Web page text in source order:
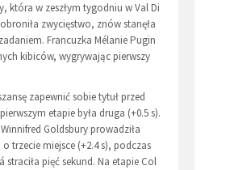
która w zeszłym tygodniu w Val Di
zwycięstwo, znów stanęła
Francuzka Mélanie Pugin
kibiców, wygrywając pierwszy
zapewnić sobie tytuł przed
etapie była druga (+0.5 s).
Goldsbury prowadziła
trzecie miejsce (+2.4 s), podczas
straciła pięć sekund. Na etapie Col